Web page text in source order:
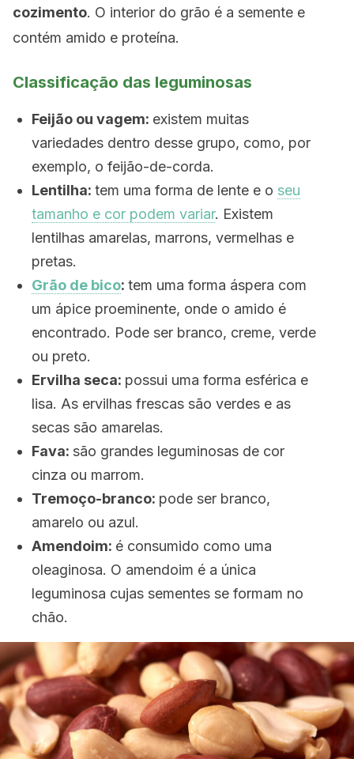
cozimento. O interior do grão é a semente e
contém amido e proteína.
Classificação das leguminosas
Feijão ou vagem: existem muitas
variedades dentro desse grupo, como, por
exemplo, o feijão-de-corda.
Lentilha: tem uma forma de lente e o seu
tamanho e cor podem variar. Existem
lentilhas amarelas, marrons, vermelhas e
pretas.
Grão de bico: tem uma forma áspera com
um ápice proeminente, onde o amido é
encontrado. Pode ser branco, creme, verde
ou preto.
Ervilha seca: possui uma forma esférica e
lisa. As ervilhas frescas são verdes e as
secas são amarelas.
Fava: são grandes leguminosas de cor
cinza ou marrom.
Tremoço-branco: pode ser branco,
amarelo ou azul.
Amendoim: é consumido como uma
oleaginosa. O amendoim é a única
leguminosa cujas sementes se formam no
chão.